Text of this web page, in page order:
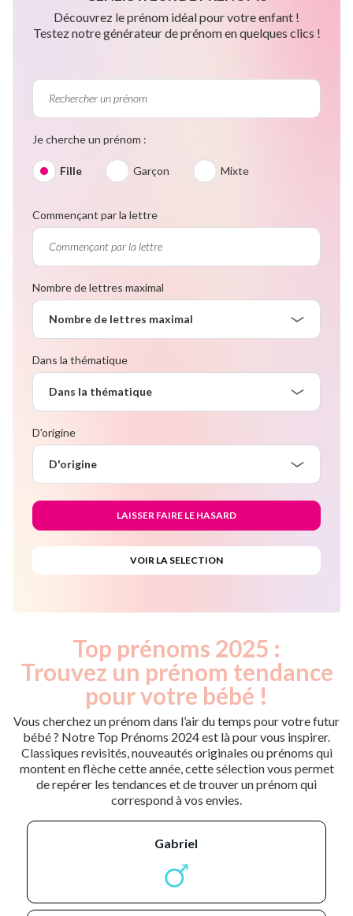
Découvrez le prénom idéal pour votre enfant !
Testez notre générateur de prénom en quelques clics !
Je cherche un prénom :
Fille Garçon Mixte
Commençant par la lettre
Nombre de lettres maximal
Nombre de lettres maximal
Dans la thématique
Dans la thématique
D'origine
D'origine
Top prénoms 2025 :
Trouvez un prénom tendance
pour votre bébé !
Vous cherchez un prénom dans l’air du temps pour votre futur
bébé ? Notre Top Prénoms 2024 est là pour vous inspirer.
Classiques revisités, nouveautés originales ou prénoms qui
montent en flèche cette année, cette sélection vous permet
de repérer les tendances et de trouver un prénom qui
correspond à vos envies.
gabriel